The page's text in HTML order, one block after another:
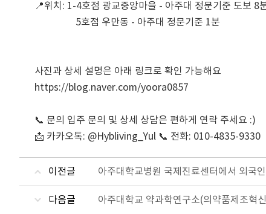
📍위치: 1-4호점 광교중앙마을 - 아주대 정문기준 도보 8
사진과 상세 설명은 아래 링크로 확인 가능해요
https://blog.naver.com/yoora0857
📞 문의 입주 문의 및 상세 상담은 편하게 연락 주세요 :)
📩 카카오톡: @Hybliving_Yul 📞 전화: 010-4835-9330
이전글 아주대학교병원 국제진료센터에서 외국
다음글 아주대학교 약과학연구소(의약품제조혁